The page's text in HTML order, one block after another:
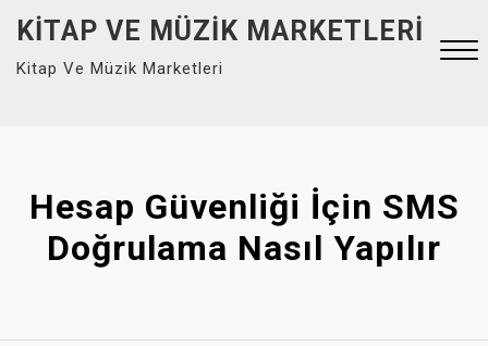
content
KITAP VE MÜZIK MARKETLERI
Kitap Ve Müzik Marketleri
Hesap Güvenliği İçin SMS
Doğrulama Nasıl Yapılır